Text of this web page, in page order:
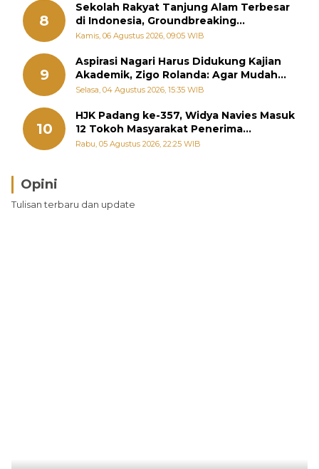
8
Sekolah Rakyat Tanjung Alam Terbesar
di Indonesia, Groundbreaking
September
Kamis, 06 Agustus 2026, 09:05 WIB
9
Aspirasi Nagari Harus Didukung Kajian
Akademik, Zigo Rolanda: Agar Mudah
Diperjuangkan di Kementerian
Selasa, 04 Agustus 2026, 15:35 WIB
10
HJK Padang ke-357, Widya Navies Masuk
12 Tokoh Masyarakat Penerima
Penghargaan Pemko Padang
Rabu, 05 Agustus 2026, 22:25 WIB
Opini
Tulisan terbaru dan update